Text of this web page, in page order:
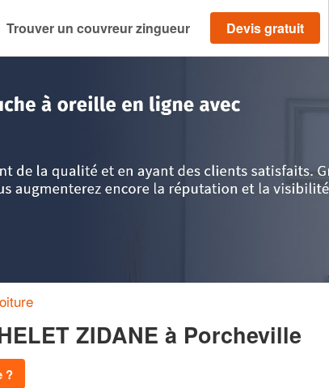
Trouver un couvreur zingueur Devis gratuit
ZIDANE à Porcheville
?